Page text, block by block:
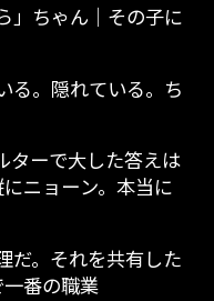
」ちゃん│その子に
る。隠れている。ち
ターで大した答えは
ニョーン。本当に
だ。それを共有した
番の職業